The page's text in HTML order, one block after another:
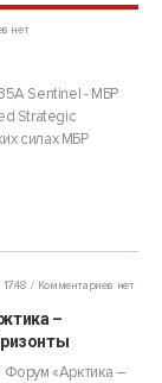
нет
Sentinel - МБР
Strategic
силах МБР
Комментариев нет
–
Форум «Арктика –